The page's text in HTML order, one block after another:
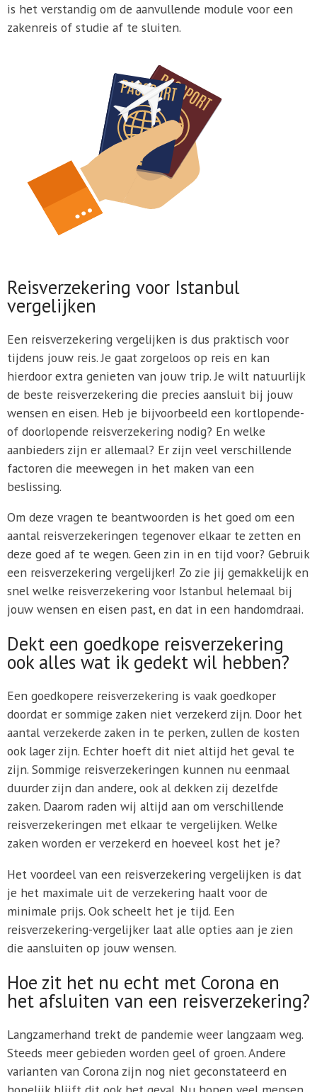
is het verstandig om de aanvullende module voor een
zakenreis of studie af te sluiten.
Reisverzekering voor Istanbul
vergelijken
Een reisverzekering vergelijken is dus praktisch voor
tijdens jouw reis. Je gaat zorgeloos op reis en kan
hierdoor extra genieten van jouw trip. Je wilt natuurlijk
de beste reisverzekering die precies aansluit bij jouw
wensen en eisen. Heb je bijvoorbeeld een kortlopende-
of doorlopende reisverzekering nodig? En welke
aanbieders zijn er allemaal? Er zijn veel verschillende
factoren die meewegen in het maken van een
beslissing.
Om deze vragen te beantwoorden is het goed om een
aantal reisverzekeringen tegenover elkaar te zetten en
deze goed af te wegen. Geen zin in en tijd voor? Gebruik
een reisverzekering vergelijker! Zo zie jij gemakkelijk en
snel welke reisverzekering voor Istanbul helemaal bij
jouw wensen en eisen past, en dat in een handomdraai.
Dekt een goedkope reisverzekering
ook alles wat ik gedekt wil hebben?
Een goedkopere reisverzekering is vaak goedkoper
doordat er sommige zaken niet verzekerd zijn. Door het
aantal verzekerde zaken in te perken, zullen de kosten
ook lager zijn. Echter hoeft dit niet altijd het geval te
zijn. Sommige reisverzekeringen kunnen nu eenmaal
duurder zijn dan andere, ook al dekken zij dezelfde
zaken. Daarom raden wij altijd aan om verschillende
reisverzekeringen met elkaar te vergelijken. Welke
zaken worden er verzekerd en hoeveel kost het je?
Het voordeel van een reisverzekering vergelijken is dat
je het maximale uit de verzekering haalt voor de
minimale prijs. Ook scheelt het je tijd. Een
reisverzekering-vergelijker laat alle opties aan je zien
die aansluiten op jouw wensen.
Hoe zit het nu echt met Corona en
het afsluiten van een reisverzekering?
Langzamerhand trekt de pandemie weer langzaam weg.
Steeds meer gebieden worden geel of groen. Andere
varianten van Corona zijn nog niet geconstateerd en